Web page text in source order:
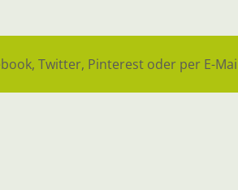
Twitter, Pinterest oder per E-